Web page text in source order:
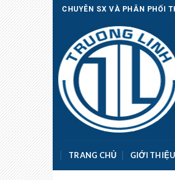
Skip
to
content
CHUYÊN SX VÀ PHÂN PHỐI
TRANG CHỦ GIỚI THIỆU